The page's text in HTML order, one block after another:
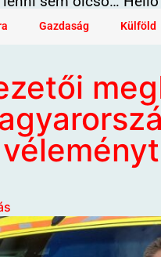
Gazdaság Külföld